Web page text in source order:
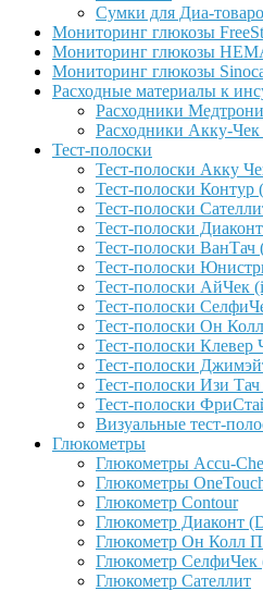
Сумки для Диа-
Мониторинг глюкозы
Мониторинг глюкозы
Мониторинг глюкозы
Расходные материалы к
Расходники
Расходники Акку-
Тест-полоски
Тест-полоски Акку
Тест-полоски Контур
Тест-полоски
Тест-полоски
Тест-полоски ВанТач
Тест-полоски
Тест-полоски АйЧек
Тест-полоски
Тест-полоски Он
Тест-полоски Клевер
Тест-полоски
Тест-полоски Изи
Тест-полоски
Визуальные тест-
Глюкометры
Глюкометры Accu-
Глюкометры
Глюкометр Contour
Глюкометр Диаконт
Глюкометр Он Колл
Глюкометр СелфиЧек
Глюкометр Сателлит